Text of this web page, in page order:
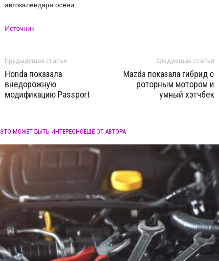
автокалендаря осени.
Источник
Предыдущая статья
Honda показала
внедорожную
модификацию Passport
Следующая статья
Mazda показала гибрид с
роторным мотором и
умный хэтчбек
ЭТО МОЖЕТ БЫТЬ ИНТЕРЕСНОЕЩЕ ОТ АВТОРА